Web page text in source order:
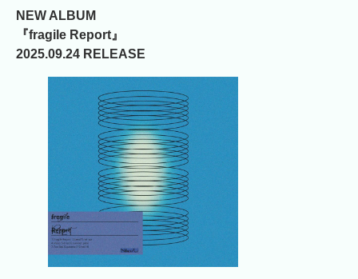
NEW ALBUM
『fragile Report』
2025.09.24 RELEASE